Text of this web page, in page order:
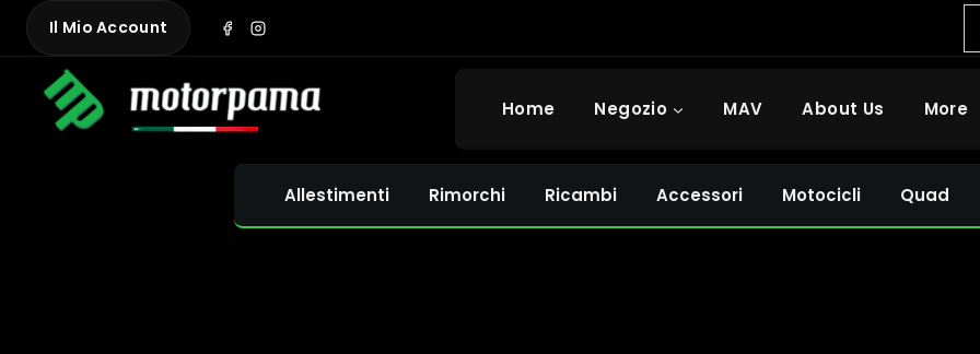
Skip
content
Il Mio Account
Home Negozio MAV About Us More
Allestimenti Rimorchi Ricambi Accessori Motocicli Quad